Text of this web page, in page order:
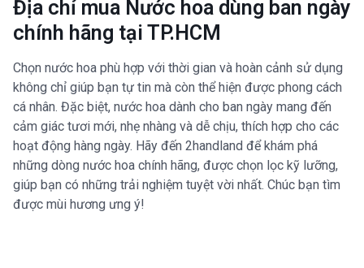
Địa chỉ mua Nước hoa dùng ban ngày
chính hãng tại TP.HCM
Chọn nước hoa phù hợp với thời gian và hoàn cảnh sử dụng
không chỉ giúp bạn tự tin mà còn thể hiện được phong cách
cá nhân. Đặc biệt, nước hoa dành cho ban ngày mang đến
cảm giác tươi mới, nhẹ nhàng và dễ chịu, thích hợp cho các
hoạt động hàng ngày. Hãy đến 2handland để khám phá
những dòng nước hoa chính hãng, được chọn lọc kỹ lưỡng,
giúp bạn có những trải nghiệm tuyệt vời nhất. Chúc bạn tìm
được mùi hương ưng ý!